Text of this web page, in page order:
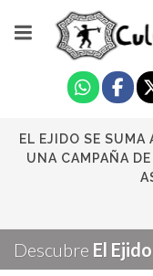
EL EJIDO SE
UNA CAMPAÑA
Descubre El Ejido